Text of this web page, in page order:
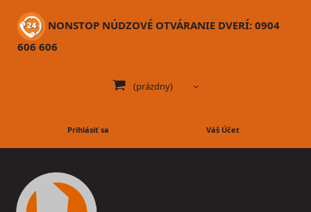
NONSTOP NÚDZOVÉ OTVÁRANIE DVERÍ: 0904
606 606
(prázdny)
Prihlásiť sa Váš Účet